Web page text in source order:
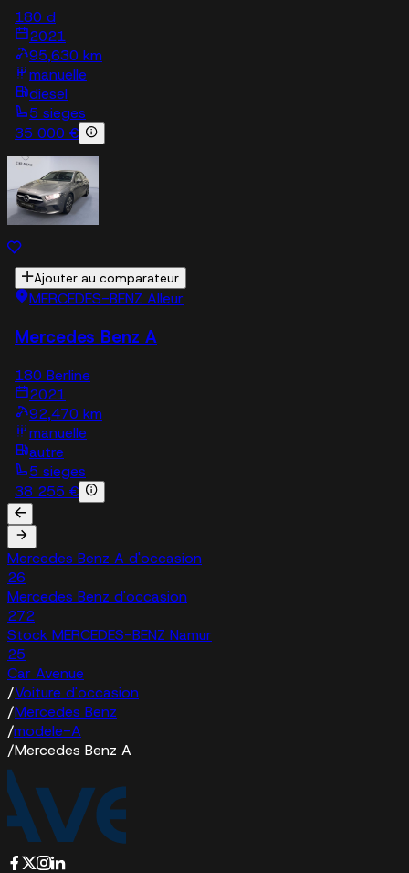
180 d
2021
95,630 km
manuelle
diesel
5 sieges
35 000 €
Ajouter au comparateur
MERCEDES-BENZ Alleur
Mercedes Benz A
180 Berline
2021
92,470 km
manuelle
autre
5 sieges
38 255 €
Mercedes Benz A d'occasion
26
Mercedes Benz d'occasion
272
Stock MERCEDES-BENZ Namur
25
Car Avenue
/Voiture d'occasion
/Mercedes Benz
/modele-A
/Mercedes Benz A